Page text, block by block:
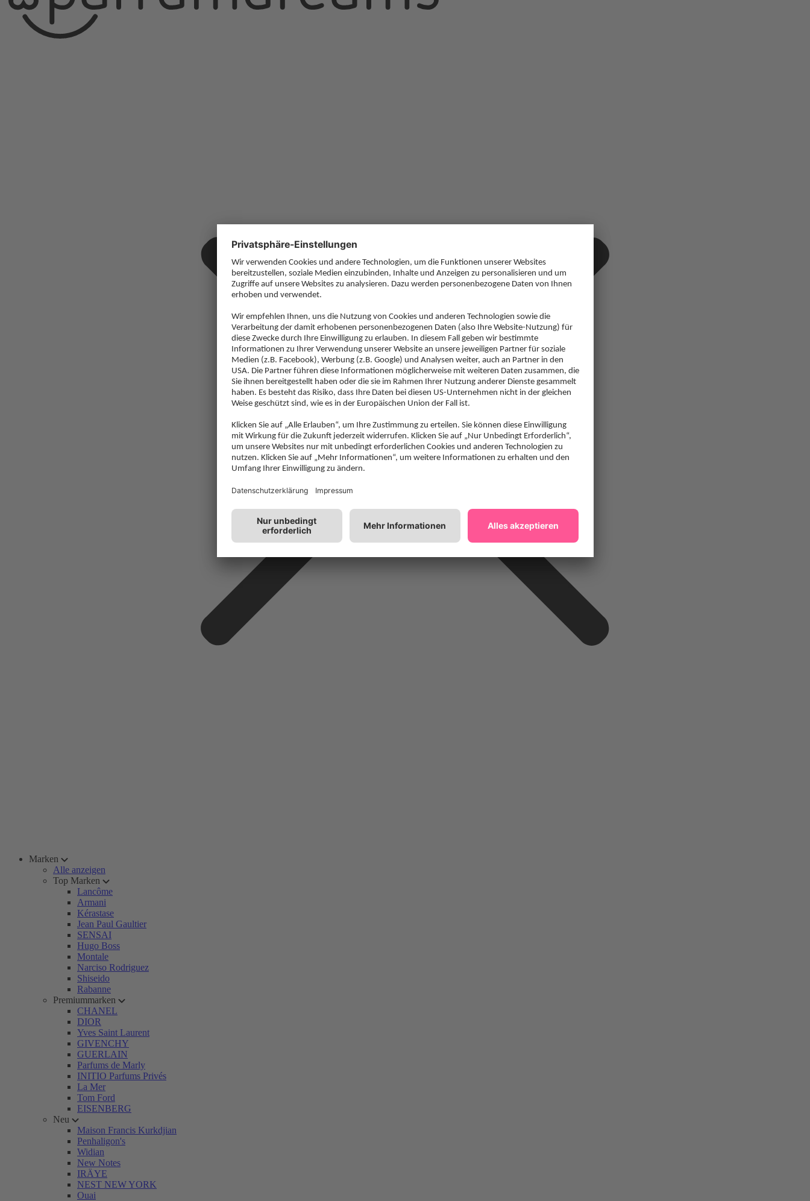
Marken
Alle anzeigen
Top Marken
Lancôme
Armani
Kérastase
Jean Paul Gaultier
SENSAI
Hugo Boss
Montale
Narciso Rodriguez
Shiseido
Rabanne
Premiummarken
CHANEL
DIOR
Yves Saint Laurent
GIVENCHY
GUERLAIN
Parfums de Marly
INITIO Parfums Privés
La Mer
Tom Ford
EISENBERG
Neu
Maison Francis Kurkdjian
Penhaligon's
Widian
New Notes
IRÄYE
NEST NEW YORK
Ouai